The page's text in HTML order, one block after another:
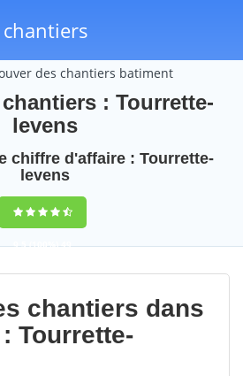
des chantiers batiment
: Tourrette-
levens
chiffre d'affaire : Tourrette-
levens
9,5(100%)49
votes
chantiers dans
Tourrette-